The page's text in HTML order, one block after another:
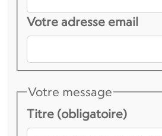
Votre adresse email
Votre message
Titre (obligatoire)